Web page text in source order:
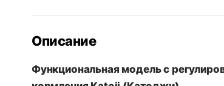
Описание
Функциональная модель с